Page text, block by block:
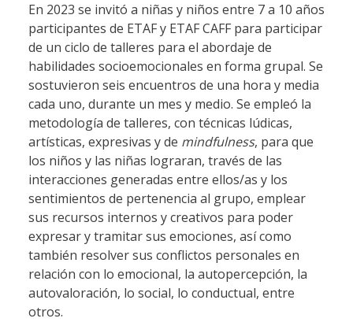
En 2023 se invitó a niñas y niños entre 7 a 10 años
participantes de ETAF y ETAF CAFF para participar
de un ciclo de talleres para el abordaje de
habilidades socioemocionales en forma grupal. Se
sostuvieron seis encuentros de una hora y media
cada uno, durante un mes y medio. Se empleó la
metodología de talleres, con técnicas lúdicas,
artísticas, expresivas y de mindfulness, para que
los niños y las niñas lograran, través de las
interacciones generadas entre ellos/as y los
sentimientos de pertenencia al grupo, emplear
sus recursos internos y creativos para poder
expresar y tramitar sus emociones, así como
también resolver sus conflictos personales en
relación con lo emocional, la autopercepción, la
autovaloración, lo social, lo conductual, entre
otros.